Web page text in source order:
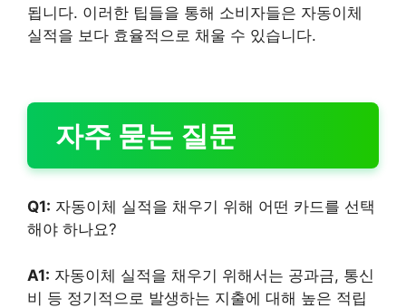
됩니다. 이러한 팁들을 통해 소비자들은 자동이체
실적을 보다 효율적으로 채울 수 있습니다.
자주 묻는 질문
Q1: 자동이체 실적을 채우기 위해 어떤 카드를 선택
해야 하나요?
A1: 자동이체 실적을 채우기 위해서는 공과금, 통신
비 등 정기적으로 발생하는 지출에 대해 높은 적립